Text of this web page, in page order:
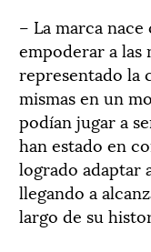
– La marca
empoderar a las
representado la
mismas en un
podían jugar a
han estado en
logrado adaptar
llegando a
largo de su